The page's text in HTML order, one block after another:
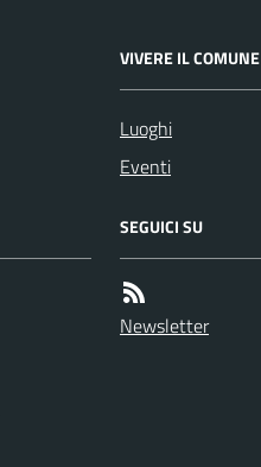
VIVERE IL COMUNE
Luoghi
Eventi
SEGUICI SU
Newsletter